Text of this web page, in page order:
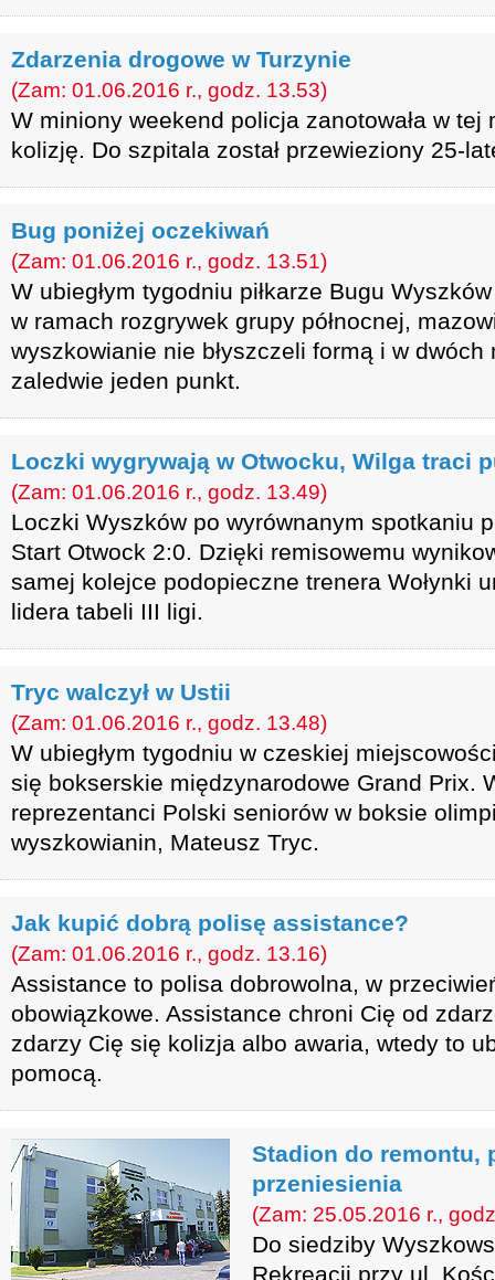
Zdarzenia drogowe w Turzynie
(Zam: 01.06.2016 r., godz. 13.53)
W miniony weekend policja zanotowała w
kolizję. Do szpitala został przewieziony 25-
Bug poniżej oczekiwań
(Zam: 01.06.2016 r., godz. 13.51)
W ubiegłym tygodniu piłkarze Bugu
w ramach rozgrywek grupy północnej,
wyszkowianie nie błyszczeli formą i w
zaledwie jeden punkt.
Loczki wygrywają w Otwocku, Wilga traci
(Zam: 01.06.2016 r., godz. 13.49)
Loczki Wyszków po wyrównanym spotkaniu
Start Otwock 2:0. Dzięki remisowemu
samej kolejce podopieczne trenera Wołynki
lidera tabeli III ligi.
Tryc walczył w Ustii
(Zam: 01.06.2016 r., godz. 13.48)
W ubiegłym tygodniu w czeskiej
się bokserskie międzynarodowe Grand Prix.
reprezentanci Polski seniorów w boksie
wyszkowianin, Mateusz Tryc.
Jak kupić dobrą polisę assistance?
(Zam: 01.06.2016 r., godz. 13.16)
Assistance to polisa dobrowolna, w
obowiązkowe. Assistance chroni Cię od
zdarzy Cię się kolizja albo awaria, wtedy to
pomocą.
Stadion do remontu,
przeniesienia
(Zam: 25.05.2016 r.,
Do siedziby
Rekreacji przy ul.